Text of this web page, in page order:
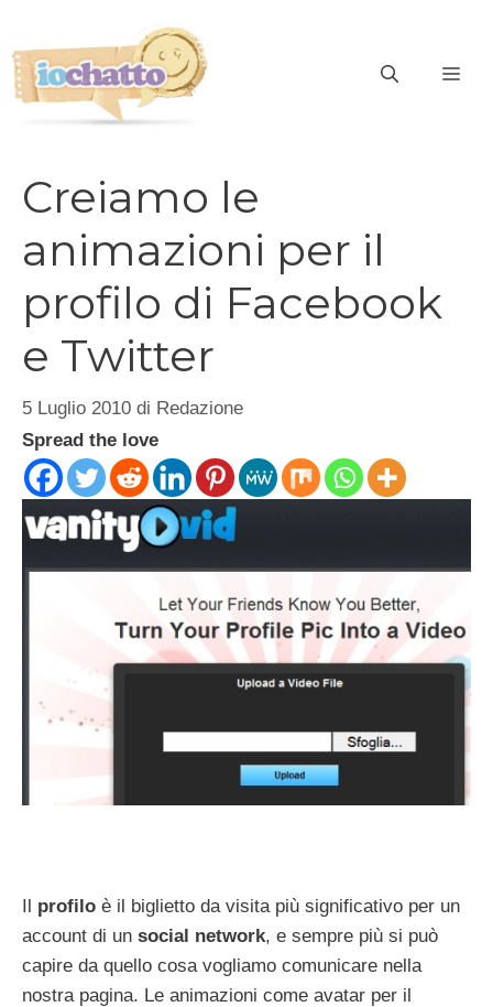
contenuto
Creiamo le
animazioni per il
profilo di Facebook
e Twitter
5 Luglio 2010 di Redazione
Spread the love
Il profilo è il biglietto da visita più significativo per un
account di un social network, e sempre più si può
capire da quello cosa vogliamo comunicare nella
nostra pagina. Le animazioni come avatar per il